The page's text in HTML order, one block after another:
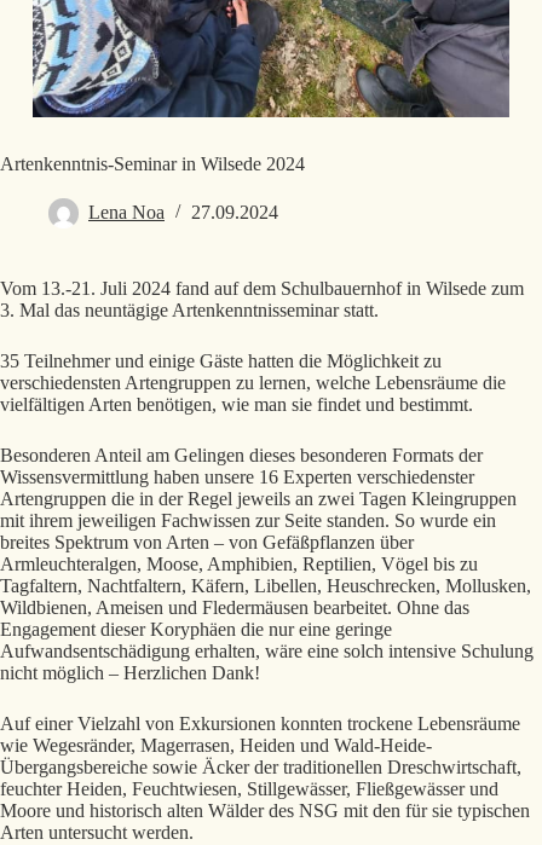
Artenkenntnis-Seminar in Wilsede 2024
Lena Noa 27.09.2024
Vom 13.-21. Juli 2024 fand auf dem Schulbauernhof in Wilsede zum
3. Mal das neuntägige Artenkenntnisseminar statt.
35 Teilnehmer und einige Gäste hatten die Möglichkeit zu
verschiedensten Artengruppen zu lernen, welche Lebensräume die
vielfältigen Arten benötigen, wie man sie findet und bestimmt.
Besonderen Anteil am Gelingen dieses besonderen Formats der
Wissensvermittlung haben unsere 16 Experten verschiedenster
Artengruppen die in der Regel jeweils an zwei Tagen Kleingruppen
mit ihrem jeweiligen Fachwissen zur Seite standen. So wurde ein
breites Spektrum von Arten – von Gefäßpflanzen über
Armleuchteralgen, Moose, Amphibien, Reptilien, Vögel bis zu
Tagfaltern, Nachtfaltern, Käfern, Libellen, Heuschrecken, Mollusken,
Wildbienen, Ameisen und Fledermäusen bearbeitet. Ohne das
Engagement dieser Koryphäen die nur eine geringe
Aufwandsentschädigung erhalten, wäre eine solch intensive Schulung
nicht möglich – Herzlichen Dank!
Auf einer Vielzahl von Exkursionen konnten trockene Lebensräume
wie Wegesränder, Magerrasen, Heiden und Wald-Heide-
Übergangsbereiche sowie Äcker der traditionellen Dreschwirtschaft,
feuchter Heiden, Feuchtwiesen, Stillgewässer, Fließgewässer und
Moore und historisch alten Wälder des NSG mit den für sie typischen
Arten untersucht werden.